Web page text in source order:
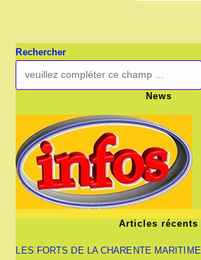
Rechercher
News
Articles récents
LES FORTS DE LA CHARENTE MARITIME